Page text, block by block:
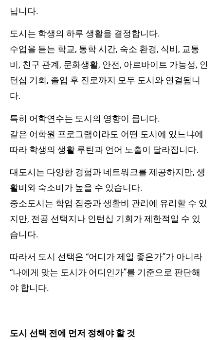
닙니다.
도시는 학생의 하루 생활을 결정합니다.
수업을 듣는 학교, 통학 시간, 숙소 환경, 식비, 교통
비, 친구 관계, 문화생활, 안전, 아르바이트 가능성, 인
턴십 기회, 졸업 후 진로까지 모두 도시와 연결됩니
다.
특히 어학연수는 도시의 영향이 큽니다.
같은 어학원 프로그램이라도 어떤 도시에 있느냐에
따라 학생의 생활 루틴과 언어 노출이 달라집니다.
대도시는 다양한 경험과 네트워크를 제공하지만, 생
활비와 숙소비가 높을 수 있습니다.
중소도시는 학업 집중과 생활비 관리에 유리할 수 있
지만, 전공 선택지나 인턴십 기회가 제한적일 수 있
습니다.
따라서 도시 선택은 “어디가 제일 좋은가”가 아니라
“나에게 맞는 도시가 어디인가”를 기준으로 판단해
야 합니다.
도시 선택 전에 먼저 정해야 할 것